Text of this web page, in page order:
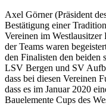
Axel Görner (Präsident
Bestätigung einer
Vereinen im
der Teams waren
den Finalisten den beiden
LSV Bergen und SV
dass bei diesen Vereinen
dass es im Januar 2020
Bauelemente Cups des